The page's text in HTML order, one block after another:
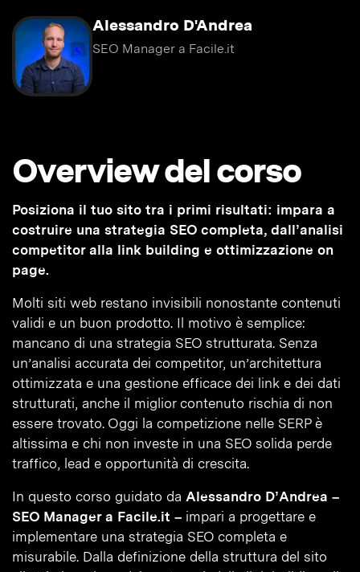
Alessandro D'Andrea
SEO Manager a Facile.it
Overview del corso
Posiziona il tuo sito tra i primi risultati: impara a
costruire una strategia SEO completa, dall’analisi
competitor alla link building e ottimizzazione on
page.
Molti siti web restano invisibili nonostante contenuti
validi e un buon prodotto. Il motivo è semplice:
mancano di una strategia SEO strutturata. Senza
un’analisi accurata dei competitor, un’architettura
ottimizzata e una gestione efficace dei link e dei dati
strutturati, anche il miglior contenuto rischia di non
essere trovato. Oggi la competizione nelle SERP è
altissima e chi non investe in una SEO solida perde
traffico, lead e opportunità di crescita.
In questo corso guidato da Alessandro D’Andrea –
SEO Manager a Facile.it – impari a progettare e
implementare una strategia SEO completa e
misurabile. Dalla definizione della struttura del sito